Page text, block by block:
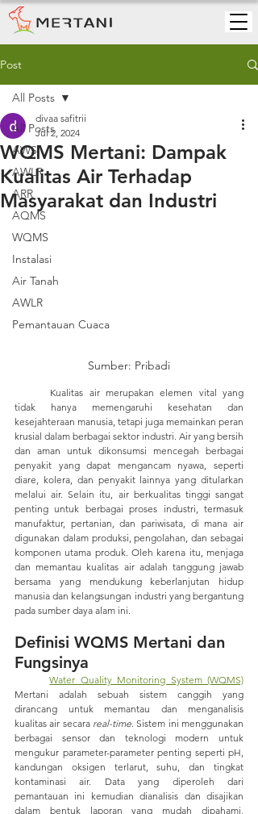
Post
All Posts
AWS
AWLR
ARR
AQMS
WQMS
Instalasi
Air Tanah
AWLR
Pemantauan Cuaca
All Posts
WQMS Mertani: Dampak
Kualitas Air Terhadap
Masyarakat dan Industri
divaa safitrii
Jul 2, 2024
Sumber: Pribadi
tidak hanya memengaruhi kesehatan dan
kesejahteraan manusia, tetapi juga memainkan peran
krusial dalam berbagai sektor industri. Air yang bersih
dan aman untuk dikonsumsi mencegah berbagai
penyakit yang dapat mengancam nyawa, seperti
diare, kolera, dan penyakit lainnya yang ditularkan
melalui air. Selain itu, air berkualitas tinggi sangat
penting untuk berbagai proses industri, termasuk
manufaktur, pertanian, dan pariwisata, di mana air
digunakan dalam produksi, pengolahan, dan sebagai
komponen utama produk. Oleh karena itu, menjaga
dan memantau kualitas air adalah tanggung jawab
bersama yang mendukung keberlanjutan hidup
manusia dan kelangsungan industri yang bergantung
pada sumber daya alam ini.
Definisi WQMS Mertani dan
Fungsinya
Water Quality Monitoring System (WQMS)
Mertani adalah sebuah sistem canggih yang
dirancang untuk memantau dan menganalisis
kualitas air secara real-time. Sistem ini menggunakan
berbagai sensor dan teknologi modern untuk
mengukur parameter-parameter penting seperti pH,
kandungan oksigen terlarut, suhu, dan tingkat
kontaminasi air. Data yang diperoleh dari
pemantauan ini kemudian dianalisis dan disajikan
dalam bentuk laporan yang mudah dipahami,